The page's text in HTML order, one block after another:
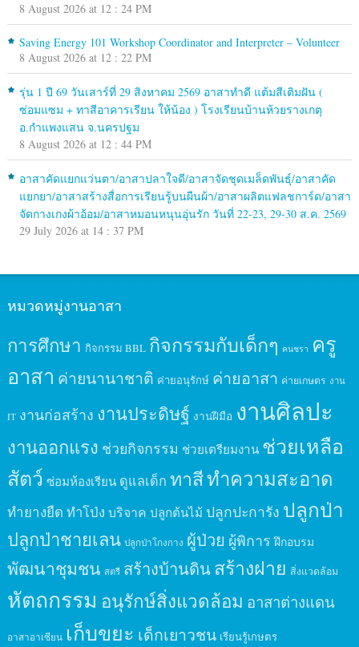
8 August 2026 at 12 : 24 PM
Saving Energy 101 Workshop Coordinator and Interpreter – Volunteer
8 August 2026 at 12 : 22 PM
รุ่น 1 ปี 69 วันเสาร์ที่ 29 สิงหาคม 2569 อาสาทำดี แต้มสีเติมฝัน (
ซ่อมแซม + ทาสีอาคารเรียน ให้น้อง ) โรงเรียนบ้านห้วยรางเกตุ
อ.กำแพงแสน จ.นครปฐม
8 August 2026 at 12 : 44 PM
อาสาคัดแยกแว่นตา/อาสาปลาใจดี/อาสาจัดชุดเมล็ดพันธุ์/อาสาคัด
แยกยา/อาสาสร้างสื่อการเรียนรู้บนผืนผ้า/อาสาผลิตแฟลชการ์ด/อาสา
จัดกางเกงผ้าอ้อม/อาสาหมอนหนุนอุ่นรัก วันที่ 22-23, 29-30 ส.ค. 2569
29 July 2026 at 14 : 37 PM
หมวดหมู่งานอาสา
การศึกษา กิจกรรม BBL กิจกรรมกับเด็กๆ คนชรา ครู
อาสา ค่ายนานาชาติ ค่ายอนุรักษ์ ค่ายอาสา ค่ายเกษตร งาน
IT งานก่อสร้าง งานประดิษฐ์ งานฝีมือ งานศิลปะ
งานออกแรง ช่วยกิจกรรม ช่วยเตรียมงาน ช่วยเหลือ
สัตว์ ซ่อมห้องเรียน ดูแลเด็ก ทาสีทำความสะอาด
ทำยางยืด ทำโป่ง บริจาค ปลูกต้นไม้ ปลูกปะการัง ปลูกป่า
ปลูกป่าชายเลน ปลูกป่าโกงกาง ผู้ป่วย ผู้พิการ ฝึกอบรม
พัฒนาชุมชน สตรี สร้างบ้านดินสร้างฝาย สิ่งแวดล้อม
หัตถกรรม อนุรักษ์สิ่งแวดล้อม อาสาต่างแดน
อาสาอาเซียน เก็บขยะ เด็กเยาวชน เรียนรู้เกษตร